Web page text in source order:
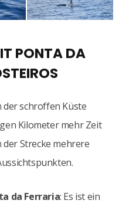
PONTA DA
der schroffen Küste
Kilometer mehr Zeit
der Strecke mehrere
da Ferraria: Es ist ein